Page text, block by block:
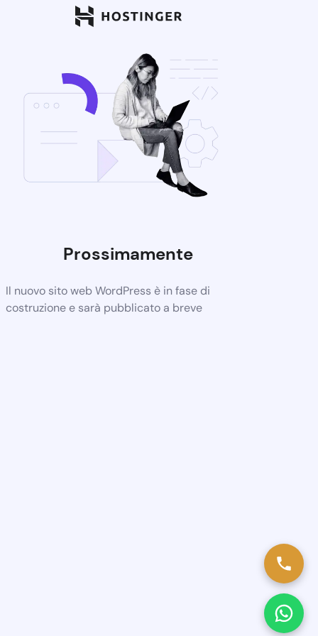
Prossimamente
Il nuovo sito web WordPress è in fase di
costruzione e sarà pubblicato a breve